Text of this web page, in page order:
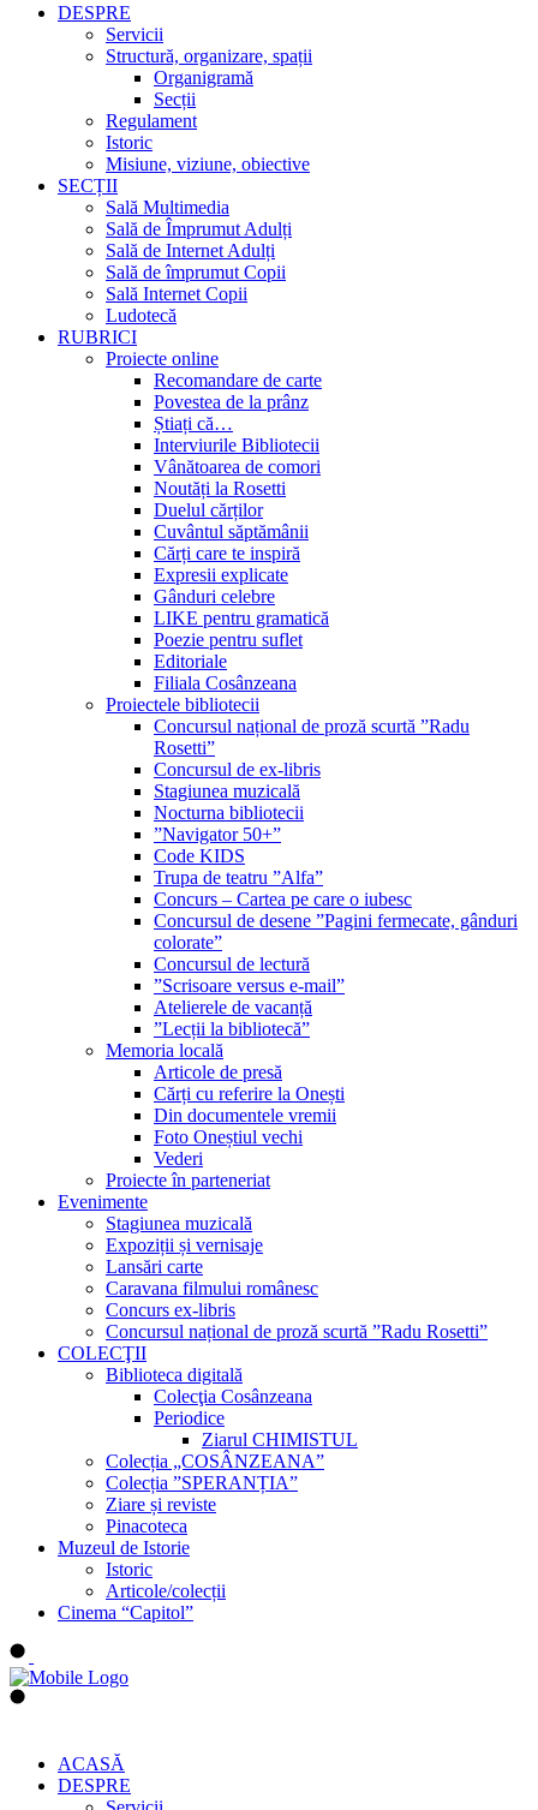
DESPRE
Servicii
Structură, organizare, spații
Organigramă
Secții
Regulament
Istoric
Misiune, viziune, obiective
SECȚII
Sală Multimedia
Sală de Împrumut Adulți
Sală de Internet Adulți
Sală de împrumut Copii
Sală Internet Copii
Ludotecă
RUBRICI
Proiecte online
Recomandare de carte
Povestea de la prânz
Știați că…
Interviurile Bibliotecii
Vânătoarea de comori
Noutăți la Rosetti
Duelul cărților
Cuvântul săptămânii
Cărți care te inspiră
Expresii explicate
Gânduri celebre
LIKE pentru gramatică
Poezie pentru suflet
Editoriale
Filiala Cosânzeana
Proiectele bibliotecii
Concursul național de proză scurtă ”Radu
Rosetti”
Concursul de ex-libris
Stagiunea muzicală
Nocturna bibliotecii
”Navigator 50+”
Code KIDS
Trupa de teatru ”Alfa”
Concurs – Cartea pe care o iubesc
Concursul de desene ”Pagini fermecate, gânduri
colorate”
Concursul de lectură
”Scrisoare versus e-mail”
Atelierele de vacanță
”Lecții la bibliotecă”
Memoria locală
Articole de presă
Cărți cu referire la Onești
Din documentele vremii
Foto Oneștiul vechi
Vederi
Proiecte în parteneriat
Evenimente
Stagiunea muzicală
Expoziții și vernisaje
Lansări carte
Caravana filmului românesc
Concurs ex-libris
Concursul național de proză scurtă ”Radu Rosetti”
COLECŢII
Biblioteca digitală
Colecţia Cosânzeana
Periodice
Ziarul CHIMISTUL
Colecția „COSÂNZEANA”
Colecția ”SPERANȚIA”
Ziare și reviste
Pinacoteca
Muzeul de Istorie
Istoric
Articole/colecții
Cinema “Capitol”
ACASĂ
DESPRE